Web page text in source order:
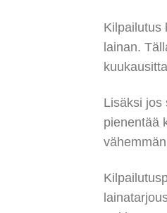
Kilpailutus
lainan.
Lisäksi jos
pienentää